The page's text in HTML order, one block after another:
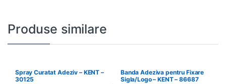
Produse similare
Spray Curatat Adeziv – KENT –
30125
Banda Adeziva pentru Fixare
Sigla/Logo – KENT – 86687